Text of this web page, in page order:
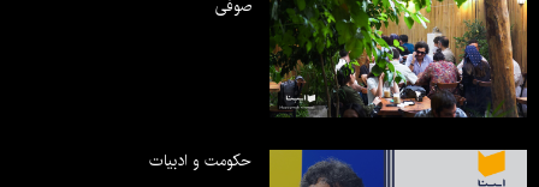
صوفی
حکومت و ادبیات